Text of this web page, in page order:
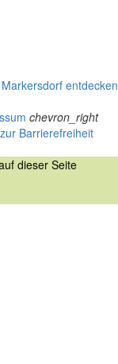
chevron_right
Barrierefreiheit
dieser Seite